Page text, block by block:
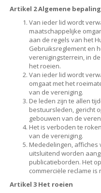
Artikel 2 Algemene
Van ieder lid wordt
maatschappelijke
aan de regels van het
Gebruiksreglement en
verenigingsterrein, in
het roeien.
Van ieder lid wordt
omgaat met het
van de vereniging.
De leden zijn te allen
bestuursleden, gericht
gebouwen van de
Het is verboden te
van de vereniging.
Mededelingen, affiches
uitsluitend worden
publicatieborden. Het
commerciële reclame is
Artikel 3 Het roeien